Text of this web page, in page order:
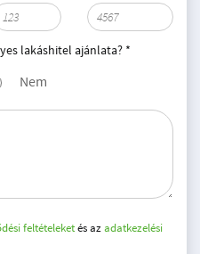
lakáshitel ajánlata? *
Nem
feltételeketés azadatkezelési